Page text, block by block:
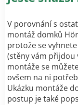
V porovnání s
montáž domků
protože se
(stěny vám přijdou
montáže se
ovšem na ni
Ukázku montáže
postup je také